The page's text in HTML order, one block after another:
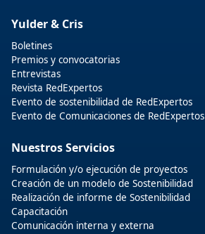
Yulder & Cris
Boletines
Premios y convocatorias
Entrevistas
Revista RedExpertos
Evento de sostenibilidad de RedExpertos
Evento de Comunicaciones de RedExpertos
Nuestros Servicios
Formulación y/o ejecución de proyectos
Creación de un modelo de Sostenibilidad
Realización de informe de Sostenibilidad
Capacitación
Comunicación interna y externa